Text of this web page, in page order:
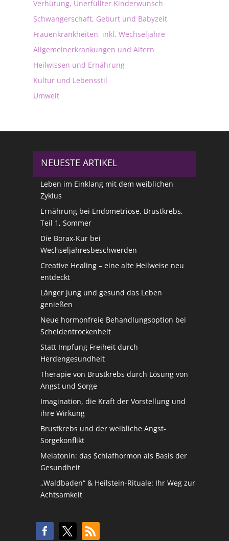
Verhütung, Unerfüllter Kinderwunsch
Schwangerschaft, Geburt und Babyzeit
Frauenkrankheiten, inkl. Wechseljahre
Allgemeinerkrankungen und Altern
Heilwissen und Ernährung
Kultur und Lebensstil
Umwelt
NEUESTE ARTIKEL
Leben im Einklang mit dem weiblichen
Zyklus
Ernährung bei Endometriose, Brustkrebs,
Teil 1, Sommer
Die Borax-Kur bei
Wechseljahresbeschwerden
Creative Healing – eine alte Heilweise neu
entdeckt
Länger jung und gesund das Leben
genießen
Neue hormonfreie Behandlungsoption bei
Scheidentrockenheit
Statt Impfung Freiheit durch
Herdengesundheit
Therapie von Brustkrebs durch Lösung von
Angst und Sorge
Imagination, die Kraft der Vorstellung und
ihre Wirkung
Brustkrebs und der weibliche Angst-
Sorgekonflikt
Melatonin: das Schlafhormon als Basis der
Gesundheit
„Waldbaden“ & Heilstein-Rituale: Ihr Weg zur
Achtsamkeit